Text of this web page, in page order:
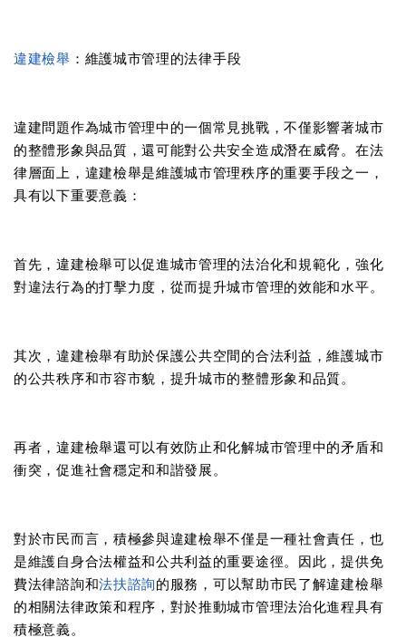
違建檢舉 ：維護城市管理的法律手段
違建問題作為城市管理中的一個常見挑戰，不僅影響著城市
的整體形象與品質，還可能對公共安全造成潛在威脅。在法
律層面上，違建檢舉是維護城市管理秩序的重要手段之一，
具有以下重要意義：
首先，違建檢舉可以促進城市管理的法治化和規範化，強化
對違法行為的打擊力度，從而提升城市管理的效能和水平。
其次，違建檢舉有助於保護公共空間的合法利益，維護城市
的公共秩序和市容市貌，提升城市的整體形象和品質。
再者，違建檢舉還可以有效防止和化解城市管理中的矛盾和
衝突，促進社會穩定和和諧發展。
對於市民而言，積極參與違建檢舉不僅是一種社會責任，也
是維護自身合法權益和公共利益的重要途徑。因此，提供免
費法律諮詢和法扶諮詢的服務，可以幫助市民了解違建檢舉
的相關法律政策和程序，對於推動城市管理法治化進程具有
積極意義。